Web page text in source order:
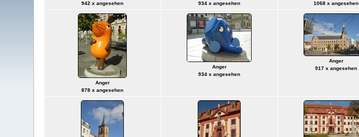
942 x angesehen
934 x angesehen
1068 x angesehen
Anger
878 x angesehen
Anger
934 x angesehen
Anger
917 x angesehen